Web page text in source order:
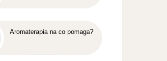
Aromaterapia na co pomaga?